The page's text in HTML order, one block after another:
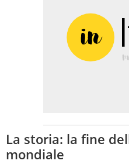
La storia: la fine
mondiale